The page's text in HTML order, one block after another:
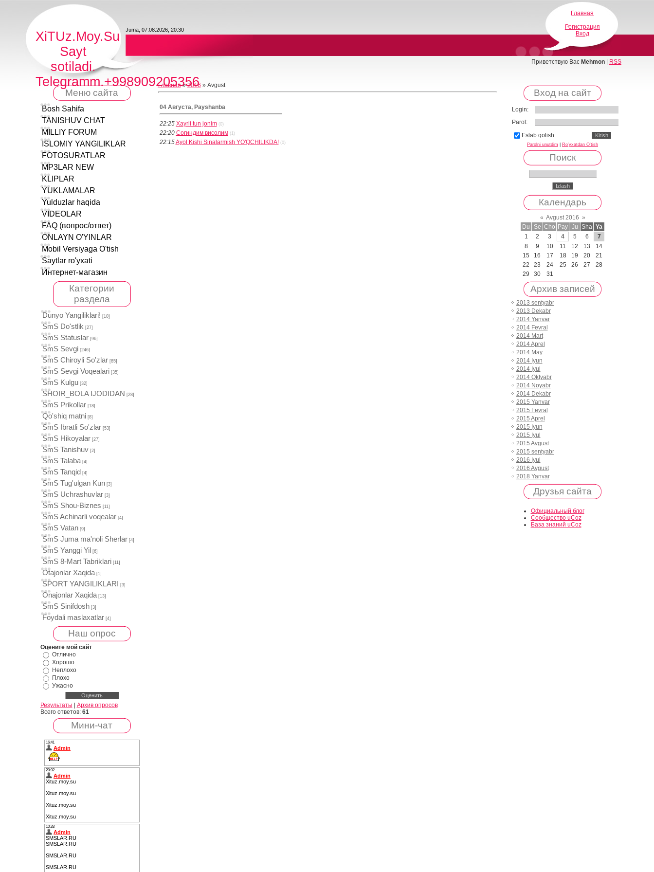
XiTUz.Moy.Su
Sayt
sotiladi.
Telegramm.+998909205356
Juma, 07.08.2026, 20:30
Главная
Регистрация
Вход
Приветствую Вас Mehmon| RSS
Меню сайта
Bosh Sahifa
TANISHUV CHAT
MILLIY FORUM
ISLOMIY YANGILIKLAR
FOTOSURATLAR
MP3LAR NEW
KLIPLAR
YUKLAMALAR
Yulduzlar haqida
VIDEOLAR
FAQ (вопрос/ответ)
ОNLAYN O'YINLAR
Mobil Versiyaga O'tish
Saytlar ro'yxati
Интернет-магазин
Категории
раздела
Dunyo Yangiliklari! [10]
SmS Do'stlik [27]
SmS Statuslar [96]
SmS Sevgi [246]
SmS Chiroyli So'zlar [85]
SmS Sevgi Voqealari [35]
SmS Kulgu [32]
SHOIR_BOLA IJODIDAN [28]
SmS Prikollar [18]
Qo'shiq matni [8]
SmS Ibratli So'zlar [53]
SmS Hikoyalar [27]
SmS Tanishuv [2]
SmS Talaba [4]
SmS Tanqid [4]
SmS Tug'ulgan Kun [3]
SmS Uchrashuvlar [3]
SmS Shou-Biznes [11]
SmS Achinarli voqealar [4]
SmS Vatan [9]
SmS Juma ma'noli Sherlar [4]
SmS Yanggi Yil [6]
SmS 8-Mart Tabriklari [11]
Otajonlar Xaqida [1]
SPORT YANGILIKLARI [3]
Onajonlar Xaqida [13]
SmS Sinifdosh [3]
Foydali maslaxatlar [4]
Наш опрос
Оцените мой сайт
Отлично
Хорошо
Неплохо
Плохо
Ужасно
Результаты
Архив опросов
Всего ответов: 61
Мини-чат
Главная»2016 » Avgust
04 Августа, Payshanba
22:25 Xayrli tun jonim (0)
22:20 Согиндим висолим (1)
22:15Ayol Kishi Sinalarmish YO'QCHILIKDA! (0)
Вход на сайт
Login:
Parol:
Eslab qolish
Parolni unutdim Ro'yxatdan O'tish
Поиск
Календарь
« Avgust 2016 »
Du
Se Cho Pay Ju Sha Ya
1
2 3 4 5 6
7
8
9 10 11 12 13
14
15
16 17 18 19 20
21
22
23 24 25 26 27
28
29
30 31
Архив записей
2013 sentyabr
2013 Dekabr
2014 Yanvar
2014 Fevral
2014 Mart
2014 Aprel
2014 May
2014 Iyun
2014 Iyul
2014 Oktyabr
2014 Noyabr
2014 Dekabr
2015 Yanvar
2015 Fevral
2015 Aprel
2015 Iyun
2015 Iyul
2015 Avgust
2015 sentyabr
2016 Iyul
2016 Avgust
2018 Yanvar
Друзья сайта
Официальный блог
Сообщество uCoz
База знаний uCoz